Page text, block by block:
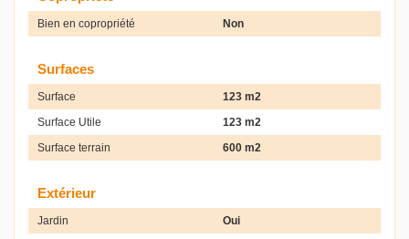
Bien en copropriété Non
Surfaces
Surface
123 m2
Surface Utile
123 m2
Surface terrain
600 m2
Extérieur
Jardin
Oui